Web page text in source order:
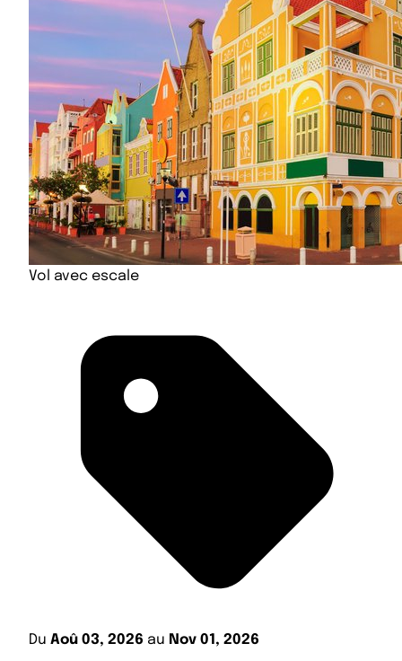
Vol avec escale
Du Aoû 03, 2026 au Nov 01, 2026